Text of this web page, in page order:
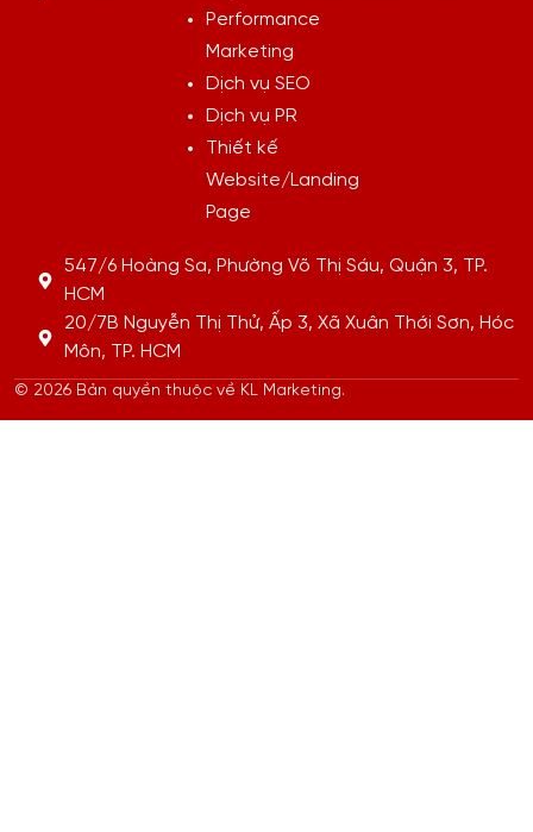
Performance
Marketing
Dịch vụ SEO
Dịch vụ PR
Thiết kế
Website/Landing
Page
547/6 Hoàng Sa, Phường Võ Thị Sáu, Quận 3, TP.
HCM
20/7B Nguyễn Thị Thử, Ấp 3, Xã Xuân Thới Sơn, Hóc
Môn, TP. HCM
© 2026 Bản quyền thuộc về KL Marketing.